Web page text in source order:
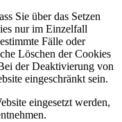
Sie über das Setzen
nur im Einzelfall
Fälle oder
Löschen der Cookies
der Deaktivierung von
eingeschränkt sein.
eingesetzt werden,